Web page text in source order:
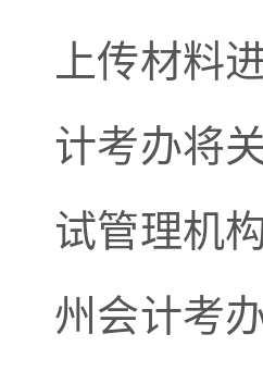
上传材料
计考办将
试管理机
州会计考